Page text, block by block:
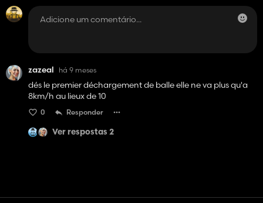
zazeal há 9 meses
dés le premier déchargement de balle elle ne va plus qu'a
8km/h au lieux de 10
0 Responder
Ver respostas 2